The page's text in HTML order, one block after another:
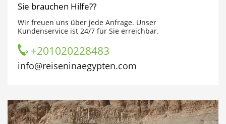
Sie brauchen Hilfe??
Wir freuen uns über jede Anfrage. Unser
Kundenservice ist 24/7 für Sie erreichbar.
+201020228483
info@reiseninaegypten.com